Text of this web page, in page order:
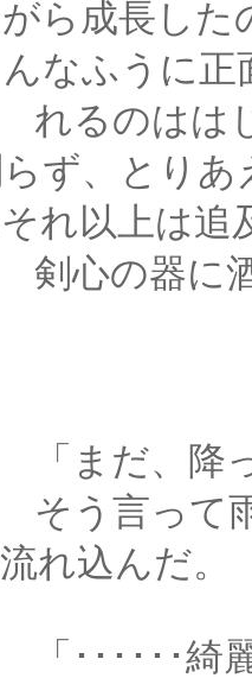
ら成長し
なふうに正
じめて
ず、とり
れ以上は追
酒を注ぎ
ってい
戸に手
れ込んだ。
綺麗